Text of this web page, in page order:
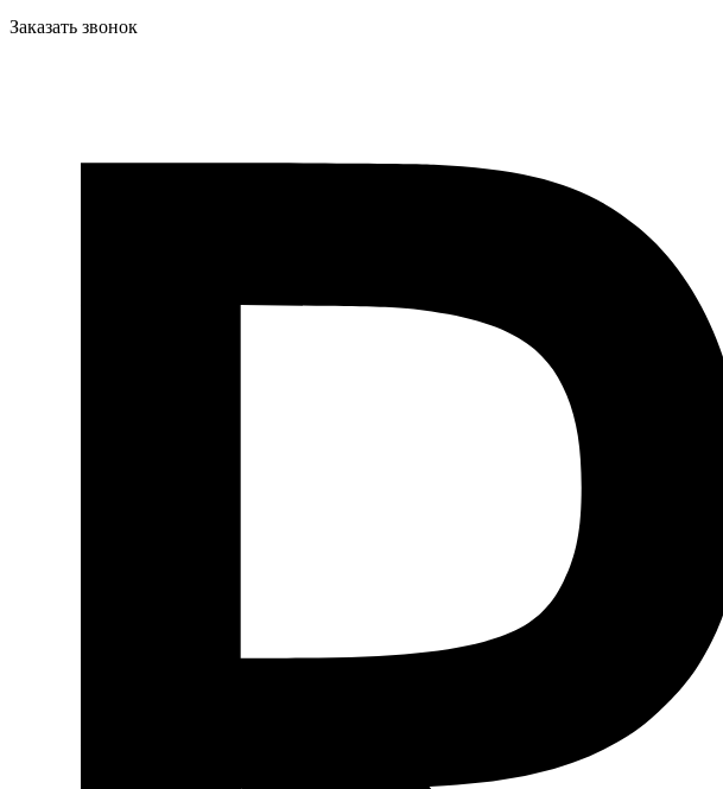
Заказать звонок